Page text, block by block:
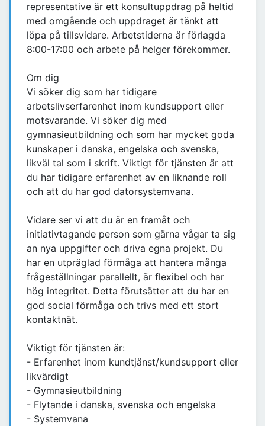
representative är ett konsultuppdrag på heltid
med omgående och uppdraget är tänkt att
löpa på tillsvidare. Arbetstiderna är förlagda
8:00-17:00 och arbete på helger förekommer.
Om dig
Vi söker dig som har tidigare
arbetslivserfarenhet inom kundsupport eller
motsvarande. Vi söker dig med
gymnasieutbildning och som har mycket goda
kunskaper i danska, engelska och svenska,
likväl tal som i skrift. Viktigt för tjänsten är att
du har tidigare erfarenhet av en liknande roll
och att du har god datorsystemvana.
Vidare ser vi att du är en framåt och
initiativtagande person som gärna vågar ta sig
an nya uppgifter och driva egna projekt. Du
har en utpräglad förmåga att hantera många
frågeställningar parallellt, är flexibel och har
hög integritet. Detta förutsätter att du har en
god social förmåga och trivs med ett stort
kontaktnät.
Viktigt för tjänsten är:
- Erfarenhet inom kundtjänst/kundsupport eller
likvärdigt
- Gymnasieutbildning
- Flytande i danska, svenska och engelska
- Systemvana